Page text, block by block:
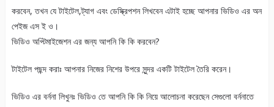
করবেন, তখন যে টাইটেল,ট্যাগ এবং ডেস্ক্রিপশন লিখবেন এটাই হচ্ছে আপনার ভিডিও এর অন
পেইজ এস ই ও।
ভিডিও অপ্টিমাইজেশন এর জন্য আপনি কি কি করবেন?
টাইটেল পছন্দ করাঃ আপনার নিজের নিশের উপরে সুন্দর একটি টাইটেল তৈরি করেন।
ভিডিও এর বর্ননা লিখুনঃ ভিডিও তে আপনি কি কি নিয়ে আলোচনা করেছেন সেগুলো বর্ননাতে